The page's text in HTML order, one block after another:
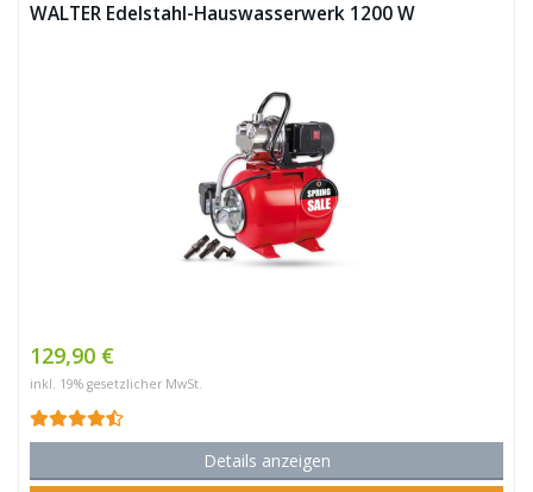
WALTER Edelstahl-Hauswasserwerk 1200 W
129,90 €
inkl. 19% gesetzlicher MwSt.
Details anzeigen